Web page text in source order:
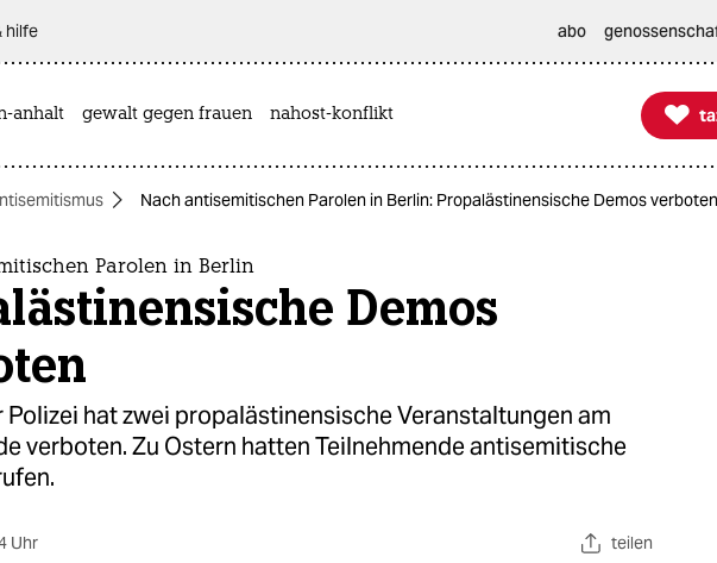
hilfe abo
anhalt gewalt gegen frauen nahost-konflikt 
taz
Nach antisemitischen Parolen in Berlin: Propalästinensische Demos verboten
Parolen in Berlin
Demos
Polizei hat zwei propalästinensische Veranstaltungen am
verboten. Zu Ostern hatten Teilnehmende antisemitische
Uhr teilen